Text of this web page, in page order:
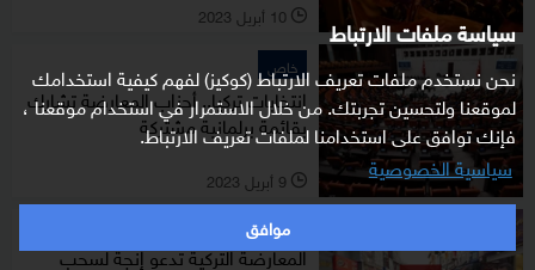
سياسة ملفات الارتباط
نحن نستخدم ملفات تعريف الارتباط (كوكيز) لفهم كيفية استخدامك
لموقعنا ولتحسين تجربتك. من خلال الاستمرار في استخدام موقعنا ،
فإنك توافق على استخدامنا لملفات تعريف الارتباط.
سياسية الخصوصية
موافق
l 10 أبريل 2023
خاص
انتخابات تركيا.. أحزاب المعارضة تشارك
بقائمة برلمانية مشتركة
l 9 أبريل 2023
عالم
المعارضة التركية تدعو إنجة لسحب